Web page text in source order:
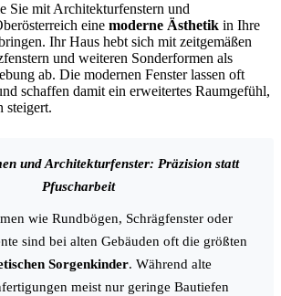
Sie mit Architekturfenstern und
eine moderne Ästhetik in Ihre
Ihr Haus hebt sich mit zeitgemäßen
und weiteren Sonderformen als
ab. Die modernen Fenster lassen oft
schaffen damit ein erweitertes Raumgefühl,
steigert.
und Architekturfenster: Präzision statt
Pfuscharbeit
wie Rundbögen, Schrägfenster oder
sind bei alten Gebäuden oft die größten
Sorgenkinder. Während alte
meist nur geringe Bautiefen